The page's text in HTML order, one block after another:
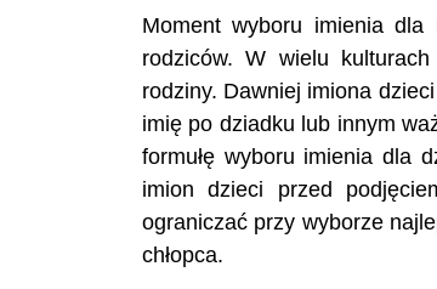
Moment wyboru imienia
rodziców. W wielu
rodziny. Dawniej imiona
imię po dziadku lub innym
formułę wyboru imienia dla
imion dzieci przed
ograniczać przy wyborze
chłopca.